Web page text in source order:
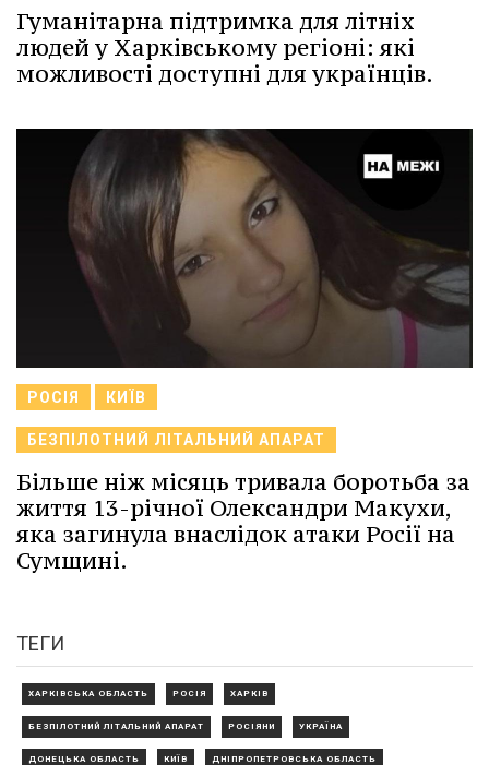
Гуманітарна підтримка для літніх
людей у Харківському регіоні: які
можливості доступні для українців.
РОСІЯ КИЇВ
БЕЗПІЛОТНИЙ ЛІТАЛЬНИЙ АПАРАТ
Більше ніж місяць тривала боротьба за
життя 13-річної Олександри Макухи,
яка загинула внаслідок атаки Росії на
Сумщині.
ТЕГИ
ХАРКІВСЬКА ОБЛАСТЬ РОСІЯ ХАРКІВ
БЕЗПІЛОТНИЙ ЛІТАЛЬНИЙ АПАРАТ РОСІЯНИ УКРАЇНА
ДОНЕЦЬКА ОБЛАСТЬ КИЇВ ДНІПРОПЕТРОВСЬКА ОБЛАСТЬ